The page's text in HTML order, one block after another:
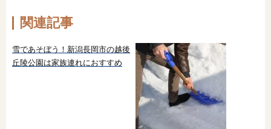
関連記事
雪であそぼう！新潟長岡市の越後
丘陵公園は家族連れにおすすめ